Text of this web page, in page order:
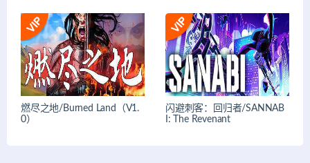
燃尽之地/Burned Land（V1.
0）
闪避刺客：回归者/SANNAB
I: The Revenant